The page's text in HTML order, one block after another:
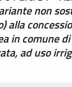
non
alla
in comune
ad uso